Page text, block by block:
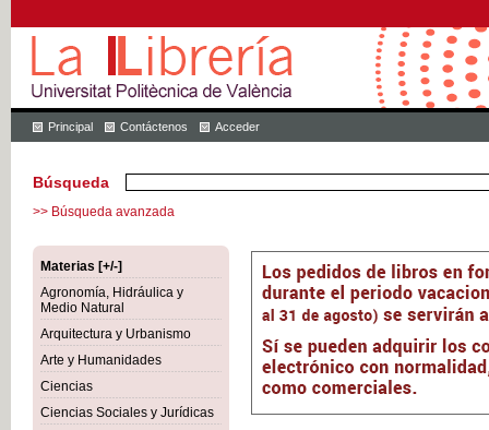
Principal Contáctenos Acceder
Búsqueda
>> Búsqueda avanzada
Materias [+/-]
Agronomía, Hidráulica y
Medio Natural
Arquitectura y Urbanismo
Arte y Humanidades
Ciencias
Ciencias Sociales y Jurídicas